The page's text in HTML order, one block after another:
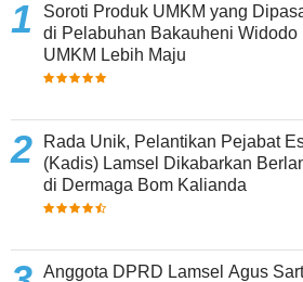
Soroti Produk UMKM yang
di Pelabuhan Bakauheni Widodo
UMKM Lebih Maju
Rada Unik, Pelantikan Pejabat
(Kadis) Lamsel Dikabarkan
di Dermaga Bom Kalianda
Anggota DPRD Lamsel Agus